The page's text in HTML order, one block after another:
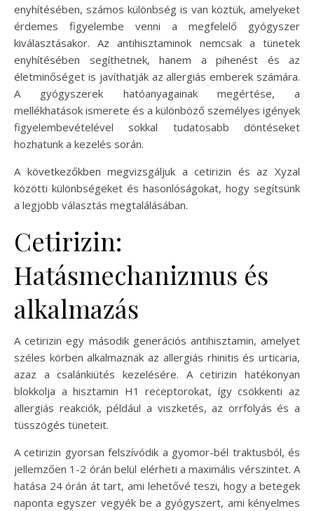
enyhítésében, számos különbség is van köztük, amelyeket
érdemes figyelembe venni a megfelelő gyógyszer
kiválasztásakor. Az antihisztaminok nemcsak a tünetek
enyhítésében segíthetnek, hanem a pihenést és az
életminőséget is javíthatják az allergiás emberek számára.
A gyógyszerek hatóanyagainak megértése, a
mellékhatások ismerete és a különböző személyes igények
figyelembevételével sokkal tudatosabb döntéseket
hozhatunk a kezelés során.
A következőkben megvizsgáljuk a cetirizin és az Xyzal
közötti különbségeket és hasonlóságokat, hogy segítsünk
a legjobb választás megtalálásában.
Cetirizin:
Hatásmechanizmus és
alkalmazás
A cetirizin egy második generációs antihisztamin, amelyet
széles körben alkalmaznak az allergiás rhinitis és urticaria,
azaz a csalánkiütés kezelésére. A cetirizin hatékonyan
blokkolja a hisztamin H1 receptorokat, így csökkenti az
allergiás reakciók, például a viszketés, az orrfolyás és a
tüsszögés tüneteit.
A cetirizin gyorsan felszívódik a gyomor-bél traktusból, és
jellemzően 1-2 órán belül elérheti a maximális vérszintet. A
hatása 24 órán át tart, ami lehetővé teszi, hogy a betegek
naponta egyszer vegyék be a gyógyszert, ami kényelmes